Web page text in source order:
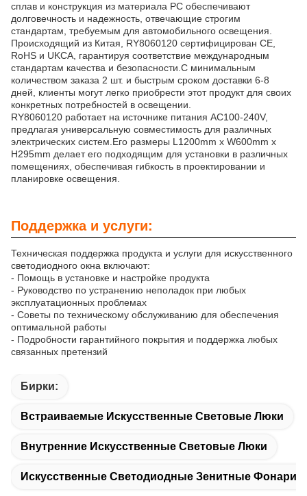
сплав и конструкция из материала PC обеспечивают
долговечность и надежность, отвечающие строгим
стандартам, требуемым для автомобильного освещения.
Происходящий из Китая, RY8060120 сертифицирован CE,
RoHS и UKCA, гарантируя соответствие международным
стандартам качества и безопасности.С минимальным
количеством заказа 2 шт. и быстрым сроком доставки 6-8
дней, клиенты могут легко приобрести этот продукт для своих
конкретных потребностей в освещении.
RY8060120 работает на источнике питания AC100-240V,
предлагая универсальную совместимость для различных
электрических систем.Его размеры L1200mm x W600mm x
H295mm делает его подходящим для установки в различных
помещениях, обеспечивая гибкость в проектировании и
планировке освещения.
Поддержка и услуги:
Техническая поддержка продукта и услуги для искусственного
светодиодного окна включают:
- Помощь в установке и настройке продукта
- Руководство по устранению неполадок при любых
эксплуатационных проблемах
- Советы по техническому обслуживанию для обеспечения
оптимальной работы
- Подробности гарантийного покрытия и поддержка любых
связанных претензий
Бирки:
Встраиваемые Искусственные Световые Люки
Внутренние Искусственные Световые Люки
Искусственные Светодиодные Зенитные Фонари